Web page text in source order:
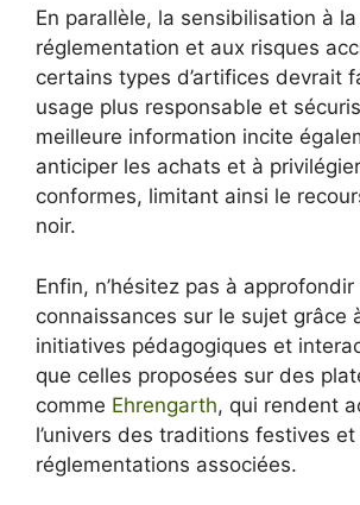
En parallèle, la sensibilisation à la
réglementation et aux risques
certains types d’artifices devrait
usage plus responsable et
meilleure information incite
anticiper les achats et à
conformes, limitant ainsi le
noir.
Enfin, n’hésitez pas à approfondir
connaissances sur le sujet grâce
initiatives pédagogiques et
que celles proposées sur des
comme Ehrengarth, qui rendent
l’univers des traditions festives
réglementations associées.